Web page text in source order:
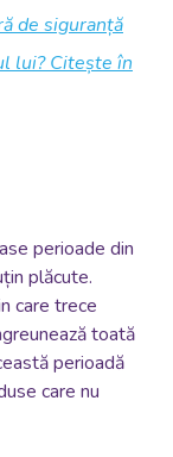
de siguranță
lui? Citește în
perioade din
plăcute.
care trece
toată
perioadă
care nu